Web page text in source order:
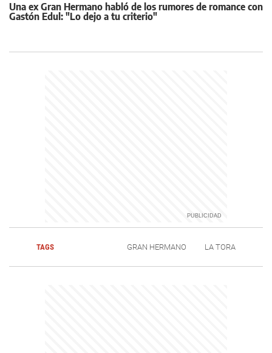
Una ex Gran Hermano habló de los rumores de romance con
Gastón Edul: "Lo dejo a tu criterio"
TAGS GRAN HERMANO LA TORA